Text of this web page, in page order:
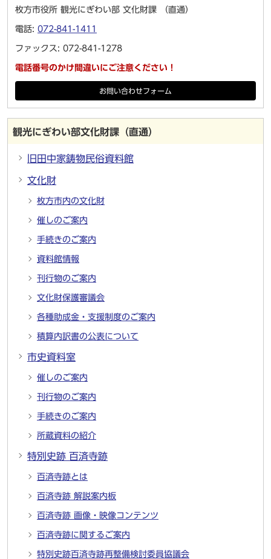
枚方市役所 観光にぎわい部 文化財課 （直通）
電話: 072-841-1411
ファックス: 072-841-1278
電話番号のかけ間違いにご注意ください！
お問い合わせフォーム
観光にぎわい部文化財課（直通）
旧田中家鋳物民俗資料館
文化財
枚方市内の文化財
催しのご案内
手続きのご案内
資料館情報
刊行物のご案内
文化財保護審議会
各種助成金・支援制度のご案内
積算内訳書の公表について
市史資料室
催しのご案内
刊行物のご案内
手続きのご案内
所蔵資料の紹介
特別史跡 百済寺跡
百済寺跡とは
百済寺跡 解説案内板
百済寺跡 画像・映像コンテンツ
百済寺跡に関するご案内
特別史跡百済寺跡再整備検討委員協議会